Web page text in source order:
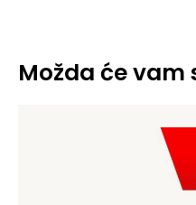
Možda će